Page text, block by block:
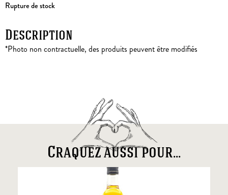
Rupture de stock
Description
*Photo non contractuelle, des produits peuvent être modifiés
Craquez aussi pour...